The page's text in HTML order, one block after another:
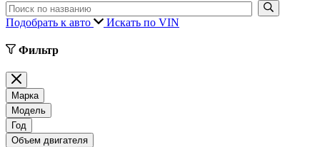
Подобрать к авто Искать по VIN
Фильтр
Марка
Модель
Год
Объем двигателя